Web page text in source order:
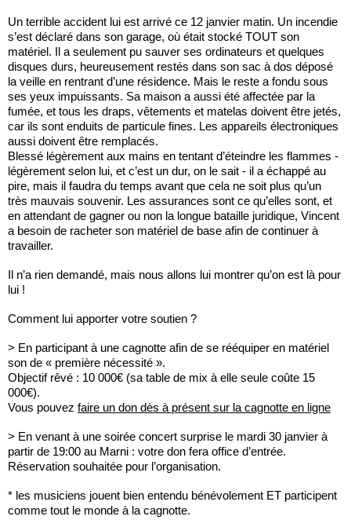
Un terrible accident lui est arrivé ce 12 janvier matin. Un incendie
s’est déclaré dans son garage, où était stocké TOUT son
matériel. Il a seulement pu sauver ses ordinateurs et quelques
disques durs, heureusement restés dans son sac à dos déposé
la veille en rentrant d’une résidence. Mais le reste a fondu sous
ses yeux impuissants. Sa maison a aussi été affectée par la
fumée, et tous les draps, vêtements et matelas doivent être jetés,
car ils sont enduits de particule fines. Les appareils électroniques
aussi doivent être remplacés.
Blessé légèrement aux mains en tentant d’éteindre les flammes -
légèrement selon lui, et c’est un dur, on le sait - il a échappé au
pire, mais il faudra du temps avant que cela ne soit plus qu’un
très mauvais souvenir. Les assurances sont ce qu’elles sont, et
en attendant de gagner ou non la longue bataille juridique, Vincent
a besoin de racheter son matériel de base afin de continuer à
travailler.
Il n’a rien demandé, mais nous allons lui montrer qu’on est là pour
lui !
Comment lui apporter votre soutien ?
> En participant à une cagnotte afin de se rééquiper en matériel
son de « première nécessité ».
Objectif rêvé : 10 000€ (sa table de mix à elle seule coûte 15
000€).
Vous pouvez faire un don dès à présent sur la cagnotte en ligne
> En venant à une soirée concert surprise le mardi 30 janvier à
partir de 19:00 au Marni : votre don fera office d’entrée.
Réservation souhaitée pour l’organisation.
* les musiciens jouent bien entendu bénévolement ET participent
comme tout le monde à la cagnotte.